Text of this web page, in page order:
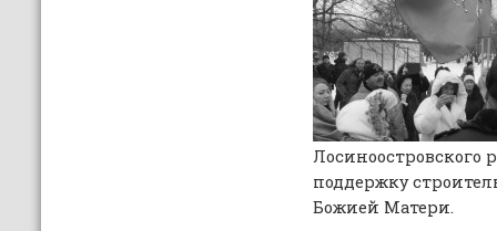
Лосиноостровского
поддержку
Божией Матери.